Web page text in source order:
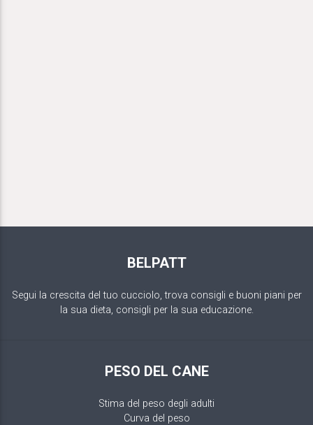
BELPATT
Segui la crescita del tuo cucciolo, trova consigli e buoni piani per
la sua dieta, consigli per la sua educazione.
PESO DEL CANE
Stima del peso degli adulti
Curva del peso